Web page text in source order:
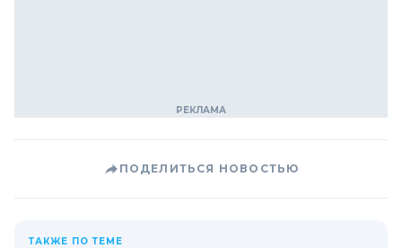
ПОДЕЛИТЬСЯ НОВОСТЬЮ
ТАКЖЕ ПО ТЕМЕ